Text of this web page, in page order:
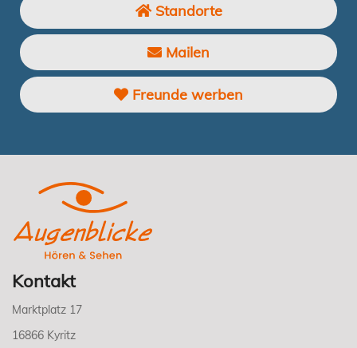
Standorte
Mailen
Freunde werben
Kontakt
Marktplatz 17
16866 Kyritz